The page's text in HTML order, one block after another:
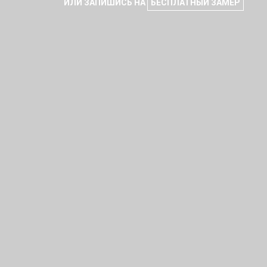
ИЛИ ЗАПИШИСЬ НА БЕСПЛАТНЫЙ ЗАМЕР